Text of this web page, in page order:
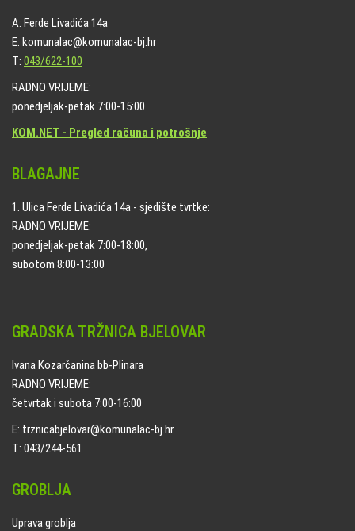
A: Ferde Livadića 14a
E: komunalac@komunalac-bj.hr
T: 043/622-100
RADNO VRIJEME:
ponedjeljak-petak 7:00-15:00
KOM.NET - Pregled računa i potrošnje
BLAGAJNE
1. Ulica Ferde Livadića 14a - sjedište tvrtke:
RADNO VRIJEME:
ponedjeljak-petak 7:00-18:00,
subotom 8:00-13:00
GRADSKA TRŽNICA BJELOVAR
Ivana Kozarčanina bb-Plinara
RADNO VRIJEME:
četvrtak i subota 7:00-16:00
E: trznicabjelovar@komunalac-bj.hr
T: 043/244-561
GROBLJA
Uprava groblja